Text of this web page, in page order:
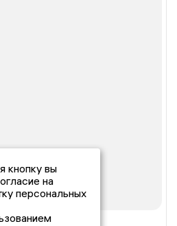
кнопку вы
на
персональных